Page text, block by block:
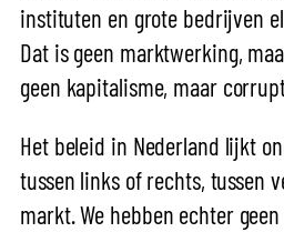
instituten en grote bedrijven
Dat is geen marktwerking,
geen kapitalisme, maar
Het beleid in Nederland lijkt
tussen links of rechts, tussen
markt. We hebben echter